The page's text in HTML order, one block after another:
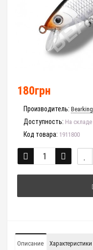
180грн
Производитель: Bearking
Доступность: На складе
Код товара: 1911800
Описание Характеристики